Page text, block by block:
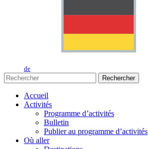
de
Rechercher
Accueil
Activités
Programme d’activités
Bulletin
Publier au programme d’activités
Où aller